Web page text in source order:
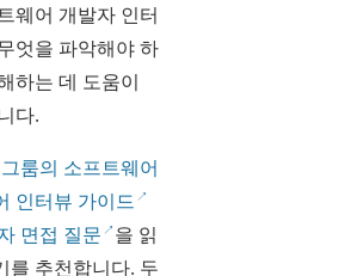
웨어 개발자 인터
엇을 파악해야 하
하는 데 도움이
다.
룸의 소프트웨어
인터뷰 가이드
면접 질문 을 읽
를 추천합니다. 두